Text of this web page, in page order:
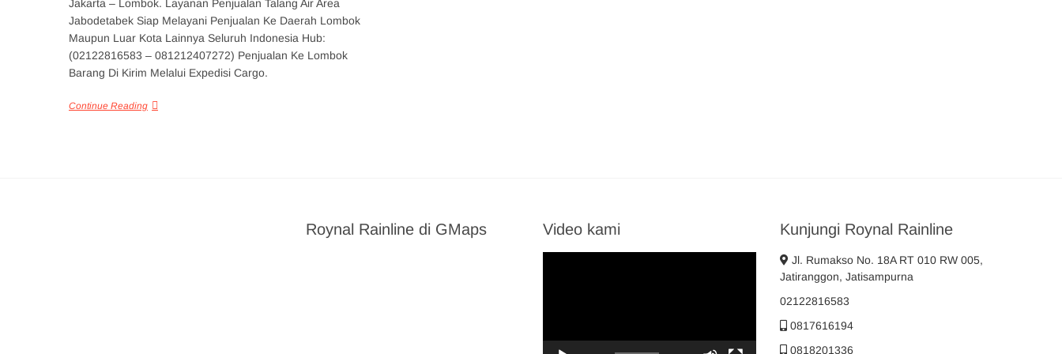
Jakarta – Lombok. Layanan Penjualan Talang Air Area
Jabodetabek Siap Melayani Penjualan Ke Daerah Lombok
Maupun Luar Kota Lainnya Seluruh Indonesia Hub:
(02122816583 – 081212407272) Penjualan Ke Lombok
Barang Di Kirim Melalui Expedisi Cargo.
Continue Reading
Roynal Rainline di GMaps Video kami Kunjungi Roynal Rainline
Jl. Rumakso No. 18A RT 010 RW 005,
Jatiranggon, Jatisampurna
02122816583
0817616194
0818201336